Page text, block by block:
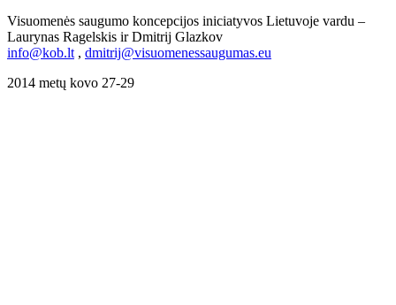
Visuomenės saugumo koncepcijos iniciatyvos Lietuvoje vardu –
Laurynas Ragelskis ir Dmitrij Glazkov
info@kob.lt , dmitrij@visuomenessaugumas.eu
2014 metų kovo 27-29